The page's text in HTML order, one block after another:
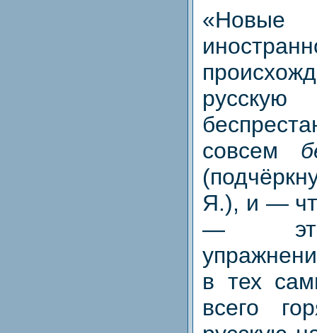
совсем
Я.), и —
—
в тех
всего